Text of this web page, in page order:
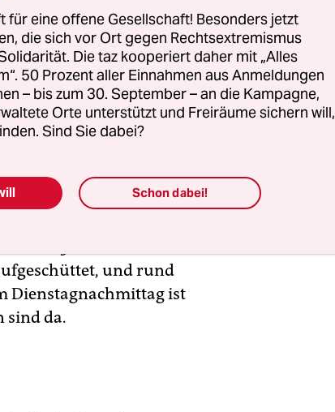
Europäische
wie man in einem
lässt sich
natürlich auch viele
und
zu Anfang des Monats
vorbei & genieß den Tag!“
und rund
Dienstagnachmittag ist
sind da.
für eine offene Gesellschaft! Besonders jetzt
die sich vor Ort gegen Rechtsextremismus
Die taz kooperiert daher mit „Alles
50 Prozent aller Einnahmen aus Anmeldungen
– bis zum 30. September – an die Kampagne,
Orte unterstützt und Freiräume sichern will,
Sind Sie dabei?
Schon dabei!